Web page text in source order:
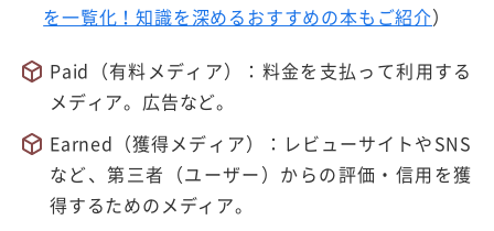
を一覧化！知識を深めるおすすめの本もご紹介）
Paid（有料メディア）：料金を支払って利用する
メディア。広告など。
Earned（獲得メディア）：レビューサイトやSNS
など、第三者（ユーザー）からの評価・信用を獲
得するためのメディア。